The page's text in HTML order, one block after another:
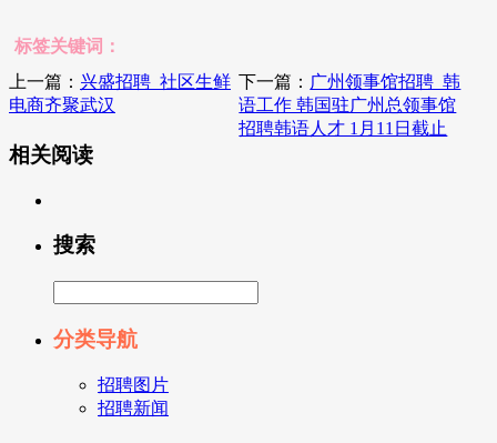
标签关键词：
上一篇： 兴盛招聘_社区生鲜
电商齐聚武汉
下一篇： 广州领事馆招聘_韩
语工作 韩国驻广州总领事馆
招聘韩语人才 1月11日截止
相关阅读
搜索
分类导航
招聘图片
招聘新闻